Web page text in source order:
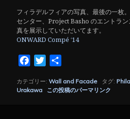
フィラデルフィアの写真、最後の一枚
センター、Project Basho のエントラ
真を展示していただいてます。
ONWARD Compé ‘14
FacebookTwitter
カテゴリー:Wall and Facade タグ:
Urakawa
この投稿のパーマリンク